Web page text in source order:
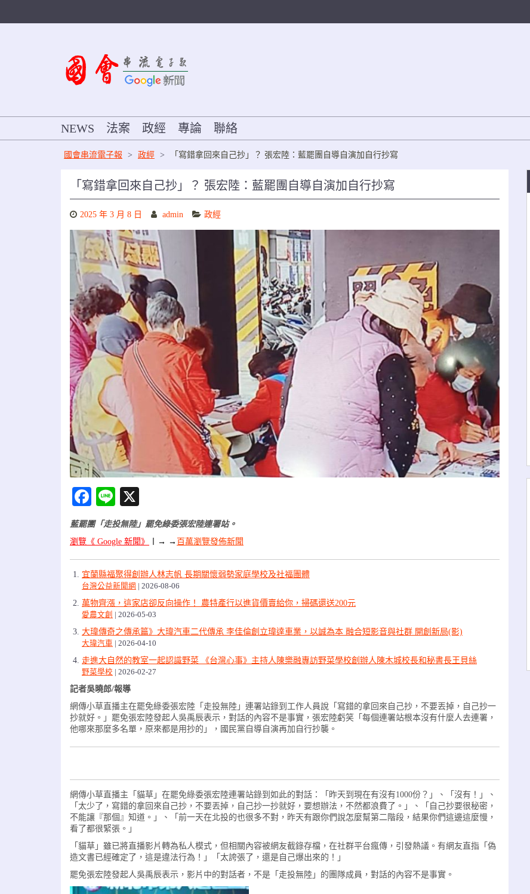
NEWS 法案 政經 專論 聯絡
國會串流電子報 > 政經 > 「寫錯拿回來自己抄」？ 張宏陸：藍罷團自導自演加自行抄寫
「寫錯拿回來自己抄」？ 張宏陸：藍罷團自導自演加自行抄寫
2025 年 3 月 8 日 admin 政經
Facebook
Line
藍罷團「走投無陸」罷免綠委張宏陸連署站。
瀏覽《 Google 新聞》
→ → 百萬瀏覽發佈新聞
宜蘭縣福聚得創辦人林志帆 長期關懷弱勢家庭學校及社福團體
台灣公益新聞網 2026-08-06
萬物齊漲，這家店卻反向操作！ 農特產行以進貨價賣給你，掃碼還送200元
愛農文創 2026-05-03
大瑋傳奇之傳承篇》大瑋汽車二代傳承 李佳倫創立瑋達車業，以誠為本 融合短影音與社群 開創新局(影)
大瑋汽車 2026-04-10
走進大自然的教室一起認識野菜 《台灣心事》主持人陳樂融專訪野菜學校創辦人陳木城校長和秘書長王貝絲
野菜學校 2026-02-27
記者吳曉郎/報導
網傳小草直播主在罷免綠委張宏陸「走投無陸」連署站錄到工作人員說「寫錯的拿回來自己抄，不要丟掉，自己抄一
抄就好。」罷免張宏陸發起人吳禹辰表示，對話的內容不是事實，張宏陸虧笑「每個連署站根本沒有什麼人去連署，
他哪來那麼多名單，原來都是用抄的」，國民黨自導自演再加自行抄襲。
網傳小草直播主「貓草」在罷免綠委張宏陸連署站錄到如此的對話：「昨天到現在有沒有1000份？」、「沒有！」、
「太少了，寫錯的拿回來自己抄，不要丟掉，自己抄一抄就好，要想辦法，不然都浪費了。」、「自己抄要很秘密，
不能讓『那個』知道。」、「前一天在北投的也很多不對，昨天有跟你們說怎麼幫第二階段，結果你們這邊這麼慢，
看了都很緊張。」
「貓草」雖已將直播影片轉為私人模式，但相關內容被網友截錄存檔，在社群平台瘋傳，引發熱議。有網友直指「偽
造文書已經確定了，這是違法行為！」「太誇張了，還是自己爆出來的！」
罷免張宏陸發起人吳禹辰表示，影片中的對話者，不是「走投無陸」的團隊成員，對話的內容不是事實。